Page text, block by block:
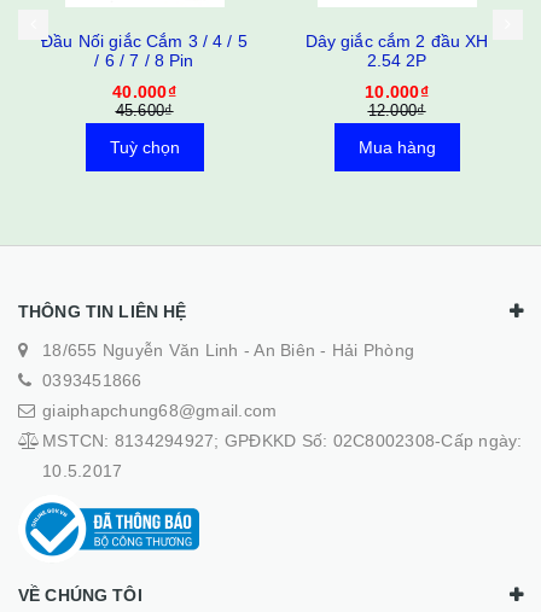
Đầu Nối giắc Cắm 3 / 4 / 5
/ 6 / 7 / 8 Pin
40.000₫
45.600₫
Tuỳ chọn
Dây giắc cắm 2 đầu XH
2.54 2P
10.000₫
12.000₫
Mua hàng
THÔNG TIN LIÊN HỆ
18/655 Nguyễn Văn Linh - An Biên - Hải Phòng
0393451866
giaiphapchung68@gmail.com
MSTCN: 8134294927; GPĐKKD Số: 02C8002308-Cấp ngày:
10.5.2017
VỀ CHÚNG TÔI